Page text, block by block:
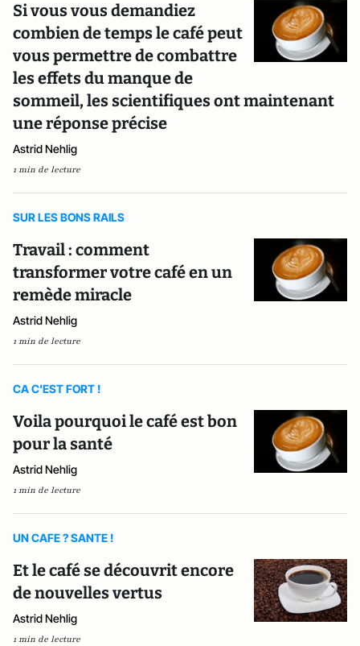
Si vous vous demandiez
combien de temps le café peut
vous permettre de combattre
les effets du manque de
sommeil, les scientifiques ont maintenant
une réponse précise
Astrid Nehlig
1 min de lecture
SUR LES BONS RAILS
Travail : comment
transformer votre café en un
remède miracle
Astrid Nehlig
1 min de lecture
CA C'EST FORT !
Voila pourquoi le café est bon
pour la santé
Astrid Nehlig
1 min de lecture
UN CAFE ? SANTE !
Et le café se découvrit encore
de nouvelles vertus
Astrid Nehlig
1 min de lecture